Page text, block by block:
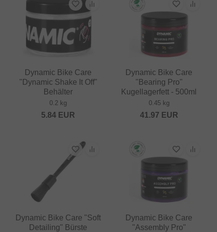
Dynamic Bike Care
"Dynamic Shake It Off"
Behälter
0.2 kg
5.84 EUR
Dynamic Bike Care
"Bearing Pro"
Kugellagerfett - 500ml
0.45 kg
41.97 EUR
Dynamic Bike Care "Soft
Detailing" Bürste
Dynamic Bike Care
"Assembly Pro"